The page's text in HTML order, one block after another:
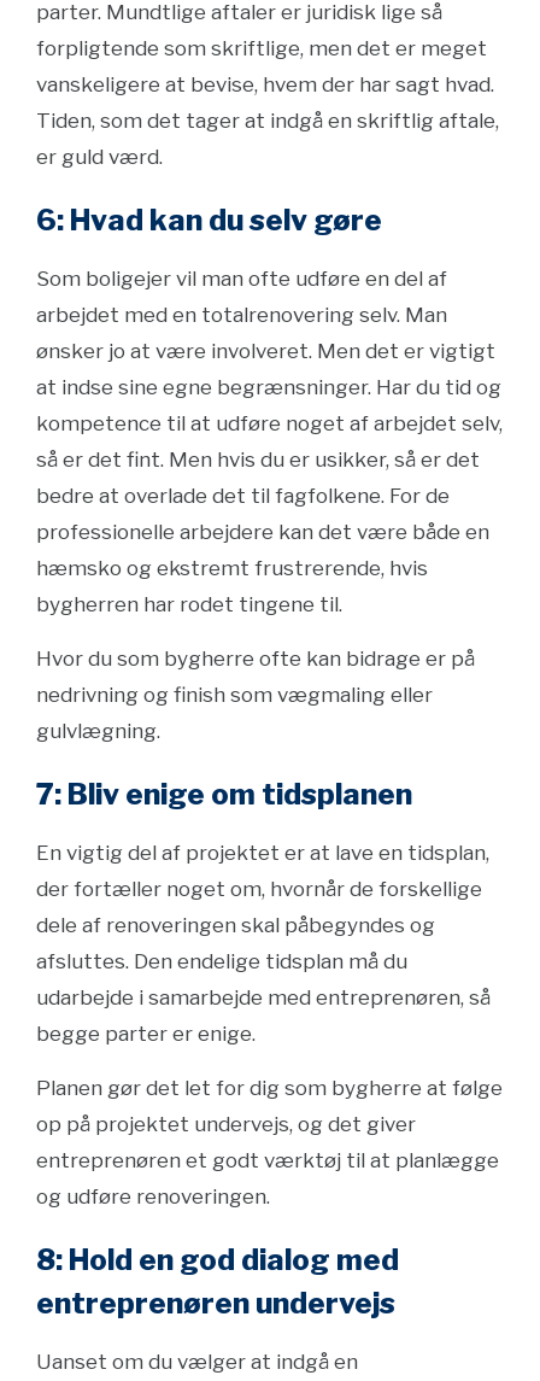
parter. Mundtlige aftaler er juridisk lige så
forpligtende som skriftlige, men det er meget
vanskeligere at bevise, hvem der har sagt hvad.
Tiden, som det tager at indgå en skriftlig aftale,
er guld værd.
6: Hvad kan du selv gøre
Som boligejer vil man ofte udføre en del af
arbejdet med en totalrenovering selv. Man
ønsker jo at være involveret. Men det er vigtigt
at indse sine egne begrænsninger. Har du tid og
kompetence til at udføre noget af arbejdet selv,
så er det fint. Men hvis du er usikker, så er det
bedre at overlade det til fagfolkene. For de
professionelle arbejdere kan det være både en
hæmsko og ekstremt frustrerende, hvis
bygherren har rodet tingene til.
Hvor du som bygherre ofte kan bidrage er på
nedrivning og finish som vægmaling eller
gulvlægning.
7: Bliv enige om tidsplanen
En vigtig del af projektet er at lave en tidsplan,
der fortæller noget om, hvornår de forskellige
dele af renoveringen skal påbegyndes og
afsluttes. Den endelige tidsplan må du
udarbejde i samarbejde med entreprenøren, så
begge parter er enige.
Planen gør det let for dig som bygherre at følge
op på projektet undervejs, og det giver
entreprenøren et godt værktøj til at planlægge
og udføre renoveringen.
8: Hold en god dialog med
entreprenøren undervejs
Uanset om du vælger at indgå en